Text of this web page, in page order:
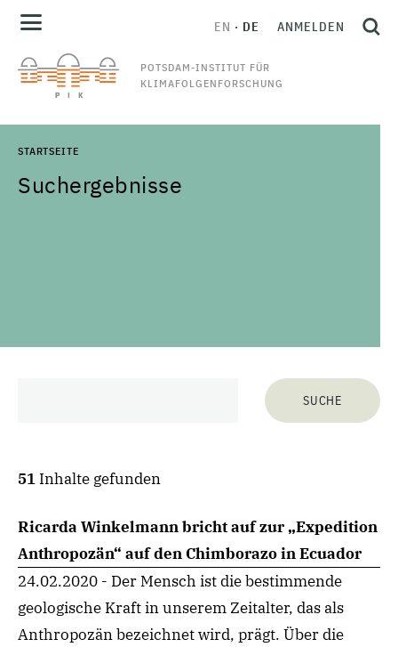
POTSDAM-INSTITUT FÜR
KLIMAFOLGENFORSCHUNG
EN DE ANMELDEN
STARTSEITE
Suchergebnisse
51 Inhalte gefunden
Ricarda Winkelmann bricht auf zur „Expedition
Anthropozän“ auf den Chimborazo in Ecuador
24.02.2020 - Der Mensch ist die bestimmende
geologische Kraft in unserem Zeitalter, das als
Anthropozän bezeichnet wird, prägt. Über die